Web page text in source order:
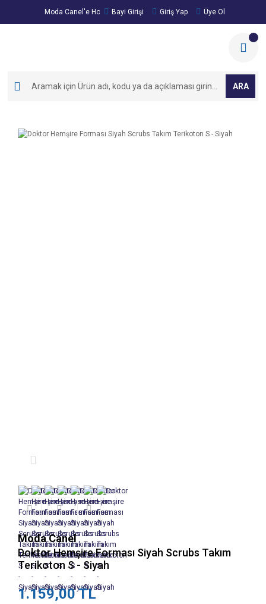
Moda Canel'e Hoşgeldiniz!
Bayi Girişi Giriş Yap Üye Ol
ARA
Moda Canel
Doktor Hemşire Forması Siyah Scrubs Takım
Terikoton S - Siyah
1.159,00 TL